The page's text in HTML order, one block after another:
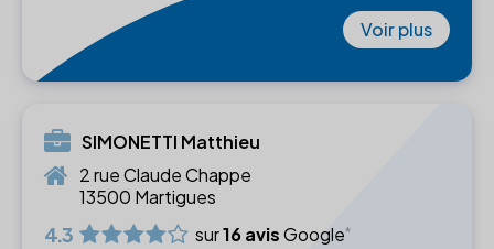
Voir plus
SIMONETTI Matthieu
2 rue Claude Chappe
13500 Martigues
4.3 sur16 avisGoogle